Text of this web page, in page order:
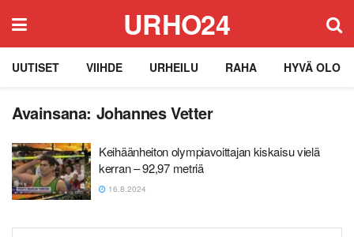
URHO24
UUTISET VIIHDE URHEILU RAHA HYVÄ OLO
Avainsana: Johannes Vetter
Keihäänheiton olympiavoittajan kiskaisu vielä
kerran – 92,97 metriä
16.8.2024